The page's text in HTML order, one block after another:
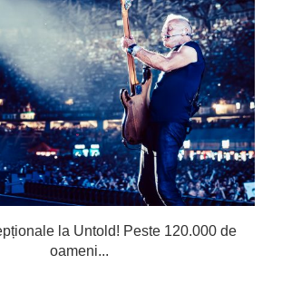
la Untold! Peste 120.000 de
oameni...